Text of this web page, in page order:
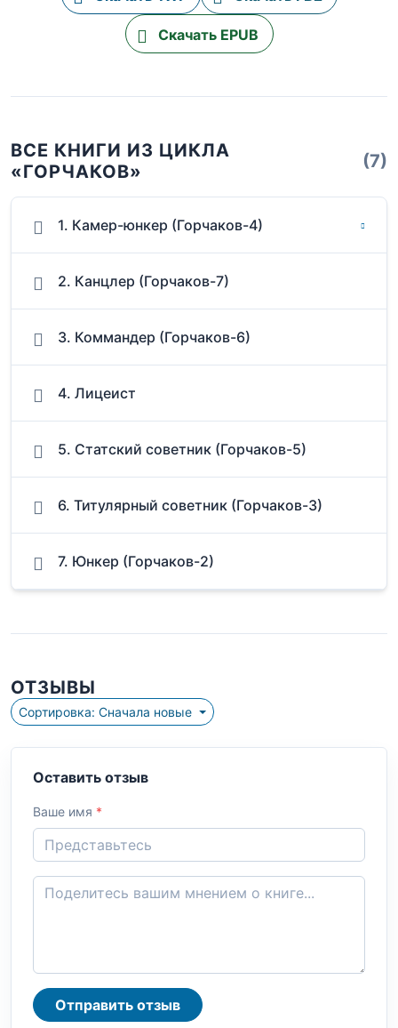
Скачать EPUB
ВСЕ КНИГИ ИЗ ЦИКЛА
«ГОРЧАКОВ»
(7)
1. Камер-юнкер (Горчаков-4)
2. Канцлер (Горчаков-7)
3. Коммандер (Горчаков-6)
4. Лицеист
5. Статский советник (Горчаков-5)
6. Титулярный советник (Горчаков-3)
7. Юнкер (Горчаков-2)
ОТЗЫВЫ
Сортировка: Сначала новые
Оставить отзыв
Ваше имя *
Отправить отзыв